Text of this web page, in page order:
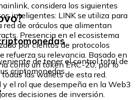
considera los siguientes
inteligentes: LINK se utiliza para
de oráculos que alimentan
Presencia en el ecosistema
por cientos de protocolos
refuerza su relevancia. Basado en
como un token ERC-20, por lo
las wallets de esta red.
y el rol que desempeña en la Web3
decisiones de inversión.
de tener el control total de
criptomonedas.